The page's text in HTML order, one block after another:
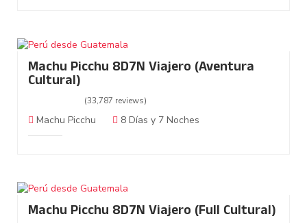
Machu Picchu 8D7N Viajero (Aventura
Cultural)
(33,787 reviews)
Machu Picchu 8 Días y 7 Noches
Machu Picchu 8D7N Viajero (Full Cultural)